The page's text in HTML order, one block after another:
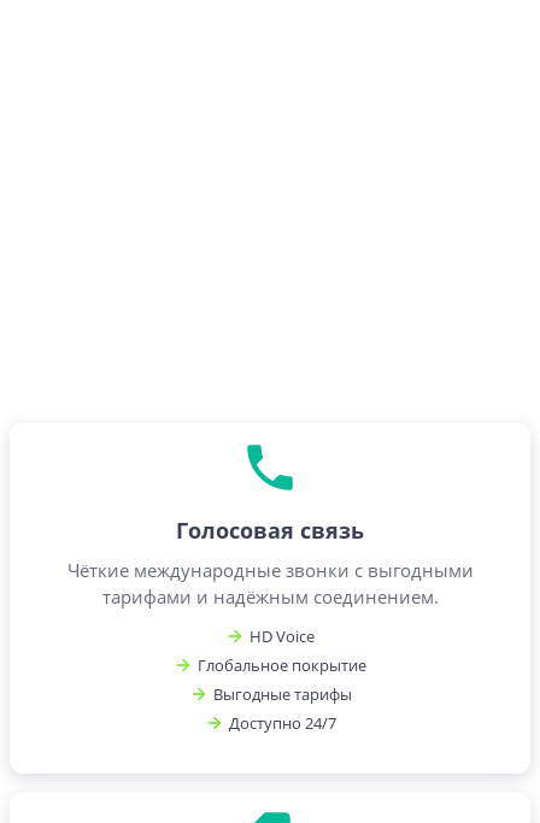
Голосовая связь
Чёткие международные звонки с выгодными
тарифами и надёжным соединением.
HD Voice
Глобальное покрытие
Выгодные тарифы
Доступно 24/7